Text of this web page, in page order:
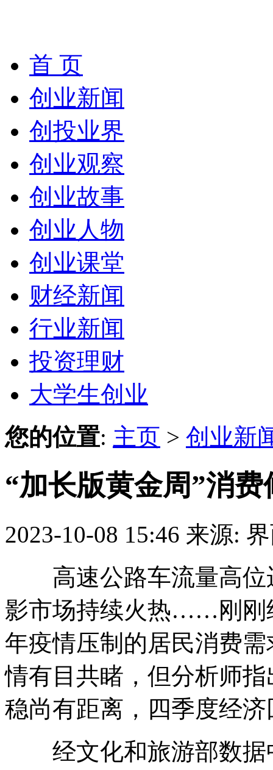
首 页
创业新闻
创投业界
创业观察
创业故事
创业人物
创业课堂
财经新闻
行业新闻
投资理财
大学生创业
您的位置: 主页 > 创业新
“加长版黄金周”消
2023-10-08 15:46 来源:
高速公路车流量高位
影市场持续火热……刚刚
年疫情压制的居民消费
情有目共睹，但分析师
稳尚有距离，四季度经
经文化和旅游部数据